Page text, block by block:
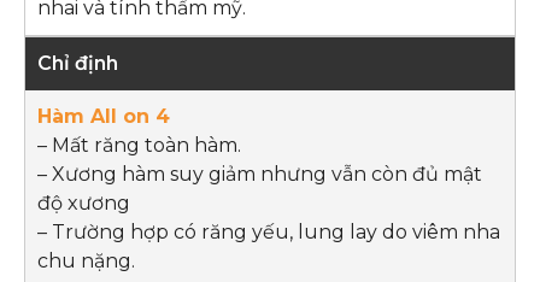
nhai và tính thẩm mỹ.
Chỉ định
– Mất răng toàn hàm.
– Xương hàm suy giảm nhưng vẫn còn đủ mật
độ xương
– Trường hợp có răng yếu, lung lay do viêm nha
chu nặng.